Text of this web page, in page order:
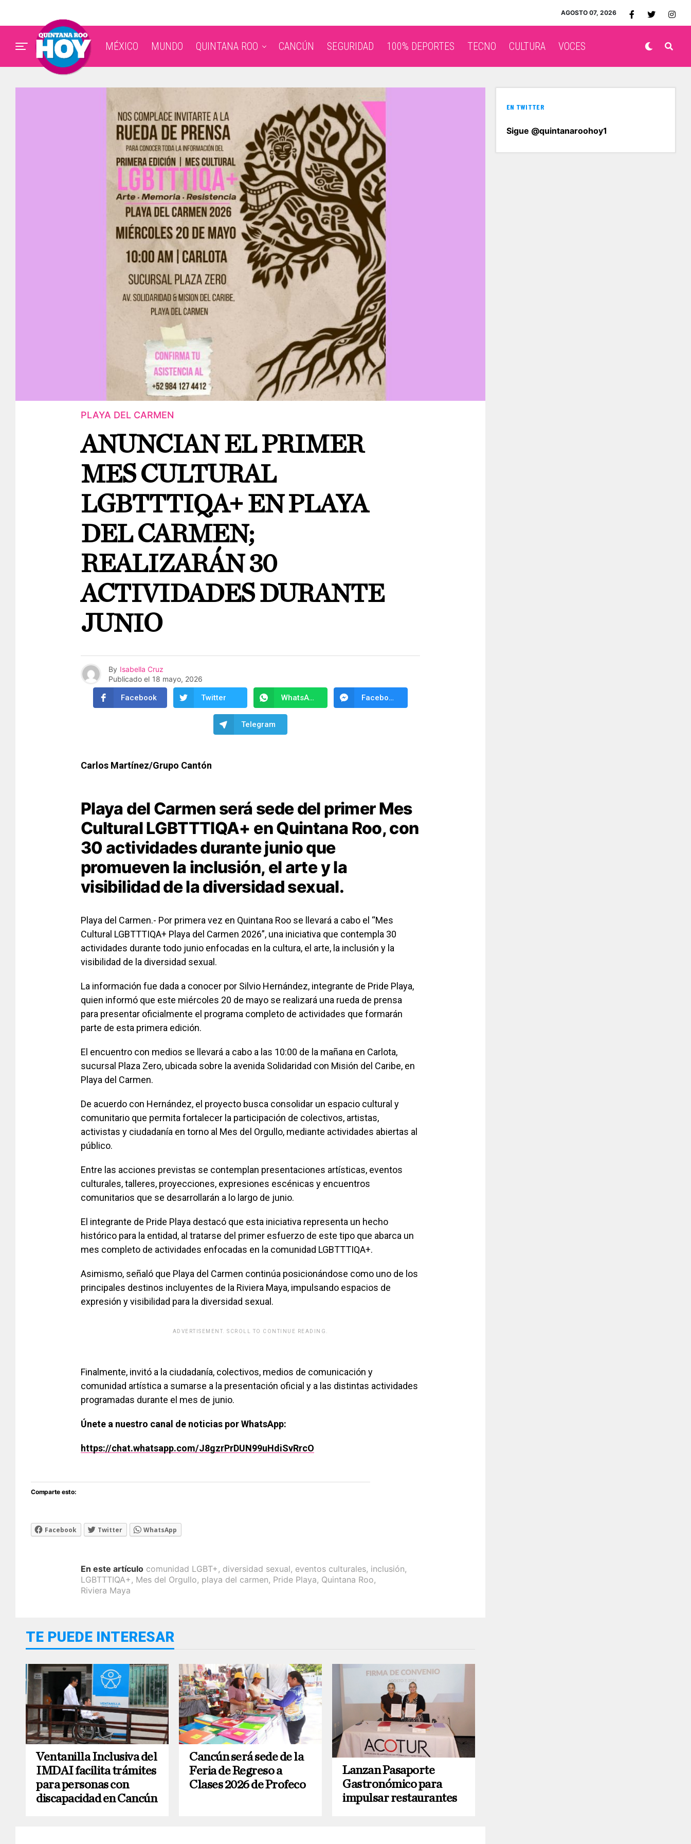
AGOSTO 07, 2026
MÉXICO MUNDO QUINTANA ROO CANCÚN SEGURIDAD 100% DEPORTES TECNO CULTURA VOCES
PLAYA DEL CARMEN
ANUNCIAN EL PRIMER
MES CULTURAL
LGBTTTIQA+ EN PLAYA
DEL CARMEN;
REALIZARÁN 30
ACTIVIDADES DURANTE
JUNIO
By Isabella Cruz
Publicado el 18 mayo, 2026
Facebook Twitter WhatsApp Facebook Messenger
Telegram
Carlos Martínez/Grupo Cantón
Playa del Carmen será sede del primer Mes
Cultural LGBTTTIQA+ en Quintana Roo, con
30 actividades durante junio que
promueven la inclusión, el arte y la
visibilidad de la diversidad sexual.
Playa del Carmen.- Por primera vez en Quintana Roo se llevará a cabo el “Mes
Cultural LGBTTTIQA+ Playa del Carmen 2026”, una iniciativa que contempla 30
actividades durante todo junio enfocadas en la cultura, el arte, la inclusión y la
visibilidad de la diversidad sexual.
La información fue dada a conocer por Silvio Hernández, integrante de Pride Playa,
quien informó que este miércoles 20 de mayo se realizará una rueda de prensa
para presentar oficialmente el programa completo de actividades que formarán
parte de esta primera edición.
El encuentro con medios se llevará a cabo a las 10:00 de la mañana en Carlota,
sucursal Plaza Zero, ubicada sobre la avenida Solidaridad con Misión del Caribe, en
Playa del Carmen.
De acuerdo con Hernández, el proyecto busca consolidar un espacio cultural y
comunitario que permita fortalecer la participación de colectivos, artistas,
activistas y ciudadanía en torno al Mes del Orgullo, mediante actividades abiertas al
público.
Entre las acciones previstas se contemplan presentaciones artísticas, eventos
culturales, talleres, proyecciones, expresiones escénicas y encuentros
comunitarios que se desarrollarán a lo largo de junio.
El integrante de Pride Playa destacó que esta iniciativa representa un hecho
histórico para la entidad, al tratarse del primer esfuerzo de este tipo que abarca un
mes completo de actividades enfocadas en la comunidad LGBTTTIQA+.
Asimismo, señaló que Playa del Carmen continúa posicionándose como uno de los
principales destinos incluyentes de la Riviera Maya, impulsando espacios de
expresión y visibilidad para la diversidad sexual.
ADVERTISEMENT. SCROLL TO CONTINUE READING.
Finalmente, invitó a la ciudadanía, colectivos, medios de comunicación y
comunidad artística a sumarse a la presentación oficial y a las distintas actividades
programadas durante el mes de junio.
Únete a nuestro canal de noticias por WhatsApp:
https://chat.whatsapp.com/J8gzrPrDUN99uHdiSvRrcO
Comparte esto:
Facebook Twitter WhatsApp
En este artículo comunidad LGBT+, diversidad sexual, eventos culturales, inclusión,
LGBTTTIQA+, Mes del Orgullo, playa del carmen, Pride Playa, Quintana Roo,
Riviera Maya
TE PUEDE INTERESAR
Ventanilla Inclusiva del
IMDAI facilita trámites
para personas con
discapacidad en Cancún
Cancún será sede de la
Feria de Regreso a
Clases 2026 de Profeco
Lanzan Pasaporte
Gastronómico para
impulsar restaurantes
EN TWITTER
Sigue @quintanaroohoy1